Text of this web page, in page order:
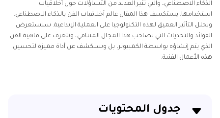
الذكاء الاصطناعي، والتي تثير العديد من التساؤلات حول أخلاقيات
استخدامها. يستكشف هذا المقال عالم أخلاقيات الفن بالذكاء الاصطناعي،
ويحلل التأثير العميق لهذه التكنولوجيا على العملية الإبداعية. سنستعرض
الفوائد والتحديات التي تصاحب هذا المجال المتنامي، ونتعرف على ماهية الفن
الذي يتم إنشاؤه بواسطة الكمبيوتر، بل وسنكشف عن أداة مميزة لتحسين
هذه الأعمال الفنية.
جدول المحتويات